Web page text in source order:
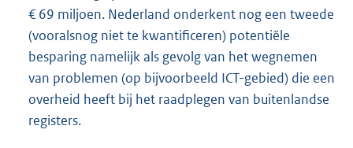
€ 69 miljoen. Nederland onderkent nog een tweede
(vooralsnog niet te kwantificeren) potentiële
besparing namelijk als gevolg van het wegnemen
van problemen (op bijvoorbeeld ICT-gebied) die een
overheid heeft bij het raadplegen van buitenlandse
registers.